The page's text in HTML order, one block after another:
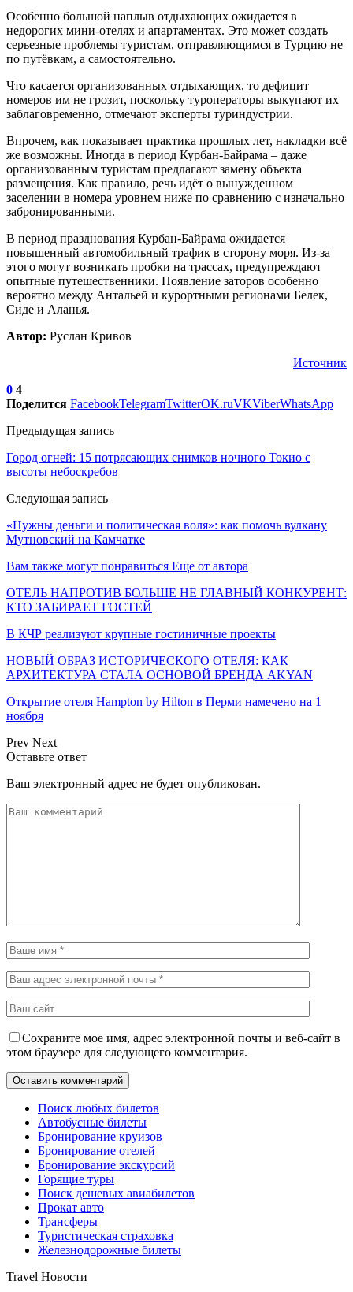
Особенно большой наплыв отдыхающих ожидается в
недорогих мини-отелях и апартаментах. Это может создать
серьезные проблемы туристам, отправляющимся в Турцию не
по путёвкам, а самостоятельно.
Что касается организованных отдыхающих, то дефицит
номеров им не грозит, поскольку туроператоры выкупают их
заблаговременно, отмечают эксперты туриндустрии.
Впрочем, как показывает практика прошлых лет, накладки всё
же возможны. Иногда в период Курбан-Байрама – даже
организованным туристам предлагают замену объекта
размещения. Как правило, речь идёт о вынужденном
заселении в номера уровнем ниже по сравнению с изначально
забронированными.
В период празднования Курбан-Байрама ожидается
повышенный автомобильный трафик в сторону моря. Из-за
этого могут возникать пробки на трассах, предупреждают
опытные путешественники. Появление заторов особенно
вероятно между Антальей и курортными регионами Белек,
Сиде и Аланья.
Автор: Руслан Кривов
Источник
0 4
Поделится FacebookTelegramTwitterOK.ruVKViberWhatsApp
Предыдущая запись
Город огней: 15 потрясающих снимков ночного Токио с
высоты небоскребов
Следующая запись
«Нужны деньги и политическая воля»: как помочь вулкану
Мутновский на Камчатке
Вам также могут понравиться Еще от автора
ОТЕЛЬ НАПРОТИВ БОЛЬШЕ НЕ ГЛАВНЫЙ КОНКУРЕНТ:
КТО ЗАБИРАЕТ ГОСТЕЙ
В КЧР реализуют крупные гостиничные проекты
НОВЫЙ ОБРАЗ ИСТОРИЧЕСКОГО ОТЕЛЯ: КАК
АРХИТЕКТУРА СТАЛА ОСНОВОЙ БРЕНДА AKYAN
Открытие отеля Hampton by Hilton в Перми намечено на 1
ноября
Prev Next
Оставьте ответ
Ваш электронный адрес не будет опубликован.
Сохраните мое имя, адрес электронной почты и веб-сайт в
этом браузере для следующего комментария.
Поиск любых билетов
Автобусные билеты
Бронирование круизов
Бронирование отелей
Бронирование экскурсий
Горящие туры
Поиск дешевых авиабилетов
Прокат авто
Трансферы
Туристическая страховка
Железнодорожные билеты
Travel Новости